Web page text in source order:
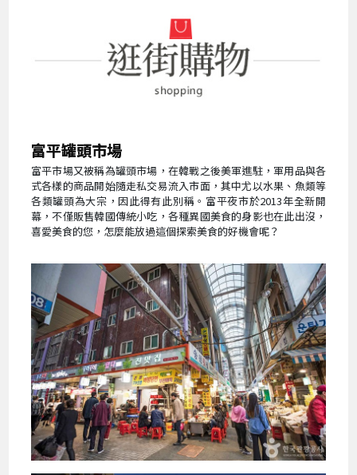
富平罐頭市場
富平市場又被稱為罐頭市場，在韓戰之後美軍進駐，軍用品與各
式各樣的商品開始隨走私交易流入市面，其中尤以水果、魚類等
各類罐頭為大宗，因此得有此別稱。富平夜市於2013年全新開
幕，不僅販售韓國傳統小吃，各種異國美食的身影也在此出沒，
喜愛美食的您，怎麼能放過這個探索美食的好機會呢？